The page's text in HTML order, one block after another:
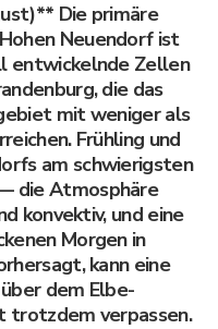
Die primäre
Neuendorf ist
entwickelnde Zellen
die das
mit weniger als
Frühling und
am schwierigsten
die Atmosphäre
konvektiv, und eine
Morgen in
kann eine
dem Elbe-
trotzdem verpassen.